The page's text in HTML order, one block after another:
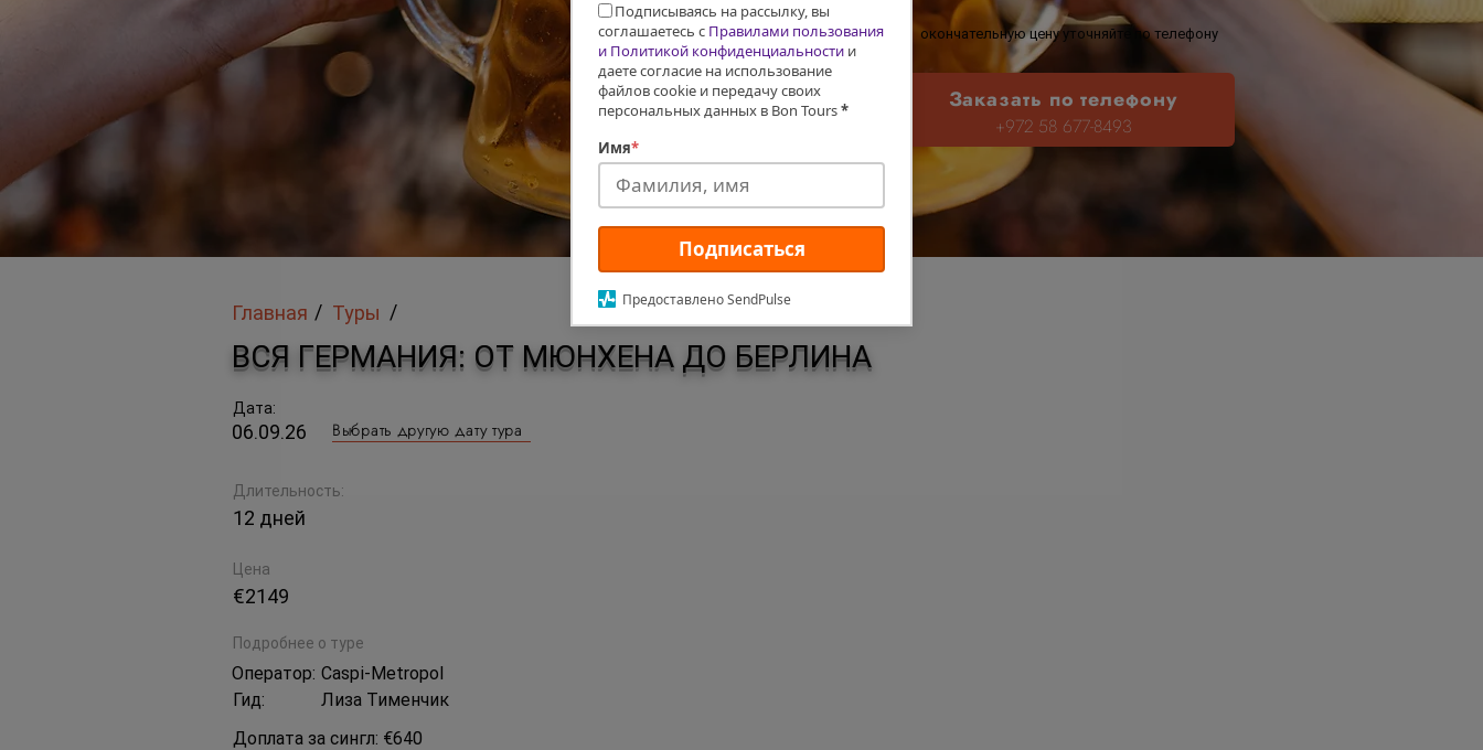
Подписываясь на рассылку, вы
соглашаетесь с Правилами пользования
и Политикой конфиденциальности и
даете согласие на использование
файлов cookie и передачу своих
персональных данных в Bon Tours*
Имя*
Подписаться
Предоставлено SendPulse
окончательную цену уточняйте по телефону
Заказать по телефону
+972 58 677-8493
Главная / Туры /
ВСЯ ГЕРМАНИЯ: ОТ МЮНХЕНА ДО БЕРЛИНА
Дата:
06.09.26 Выбрать другую дату тура
Длительность:
12 дней
Цена
€2149
Подробнее о туре
Оператор: Caspi-Metropol
Гид:
Лиза Тименчик
Доплата за сингл: €640